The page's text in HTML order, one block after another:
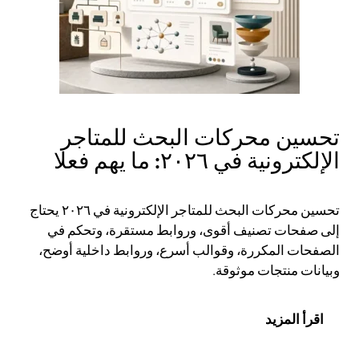
تحسين محركات البحث للمتاجر
الإلكترونية في ٢٠٢٦: ما يهم فعلا
تحسين محركات البحث للمتاجر الإلكترونية في ٢٠٢٦ يحتاج
إلى صفحات تصنيف أقوى، وروابط مستقرة، وتحكم في
الصفحات المكررة، وقوالب أسرع، وروابط داخلية أوضح،
وبيانات منتجات موثوقة.
اقرأ المزيد